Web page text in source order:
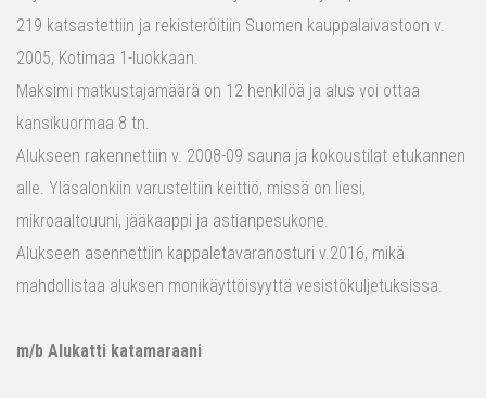
219 katsastettiin ja rekisteröitiin Suomen kauppalaivastoon v.
2005, Kotimaa 1-luokkaan.
Maksimi matkustajamäärä on 12 henkilöä ja alus voi ottaa
kansikuormaa 8 tn.
Alukseen rakennettiin v. 2008-09 sauna ja kokoustilat etukannen
alle. Yläsalonkiin varusteltiin keittiö, missä on liesi,
mikroaaltouuni, jääkaappi ja astianpesukone.
Alukseen asennettiin kappaletavaranosturi v.2016, mikä
mahdollistaa aluksen monikäyttöisyyttä vesistökuljetuksissa.
m/b Alukatti katamaraani